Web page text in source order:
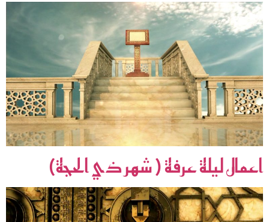
اعمال ليلة عرفة ( شهر ذي الحجة)